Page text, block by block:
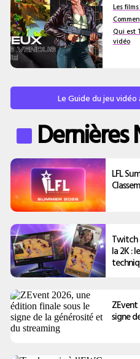
Les
Qui est
vidéo
Le Guide du jeu vidéo
Dernières
LFL
Twitch
la 2K :
signe